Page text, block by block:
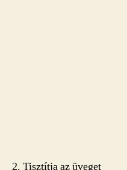
2. Tisztítja az üveget